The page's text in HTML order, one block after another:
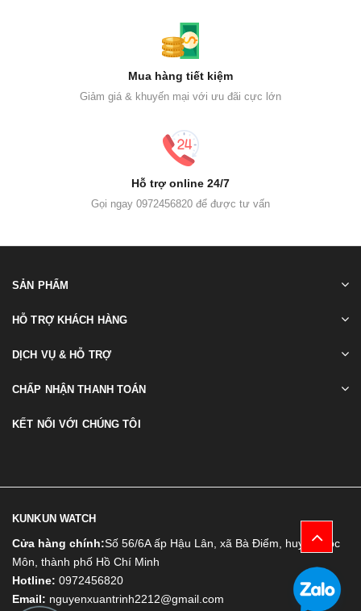
Mua hàng tiết kiệm
Giảm giá & khuyến mại với ưu đãi cực lớn
Hỗ trợ online 24/7
Gọi ngay 0972456820 để được tư vấn
SẢN PHẨM
HỖ TRỢ KHÁCH HÀNG
DỊCH VỤ & HỖ TRỢ
CHẤP NHẬN THANH TOÁN
KẾT NỐI VỚI CHÚNG TÔI
KUNKUN WATCH
Cửa hàng chính:Số 56/6A ấp Hậu Lân, xã Bà Điểm, huyện Hóc
Môn, thành phố Hồ Chí Minh
Hotline: 0972456820
Email: nguyenxuantrinh2212@gmail.com